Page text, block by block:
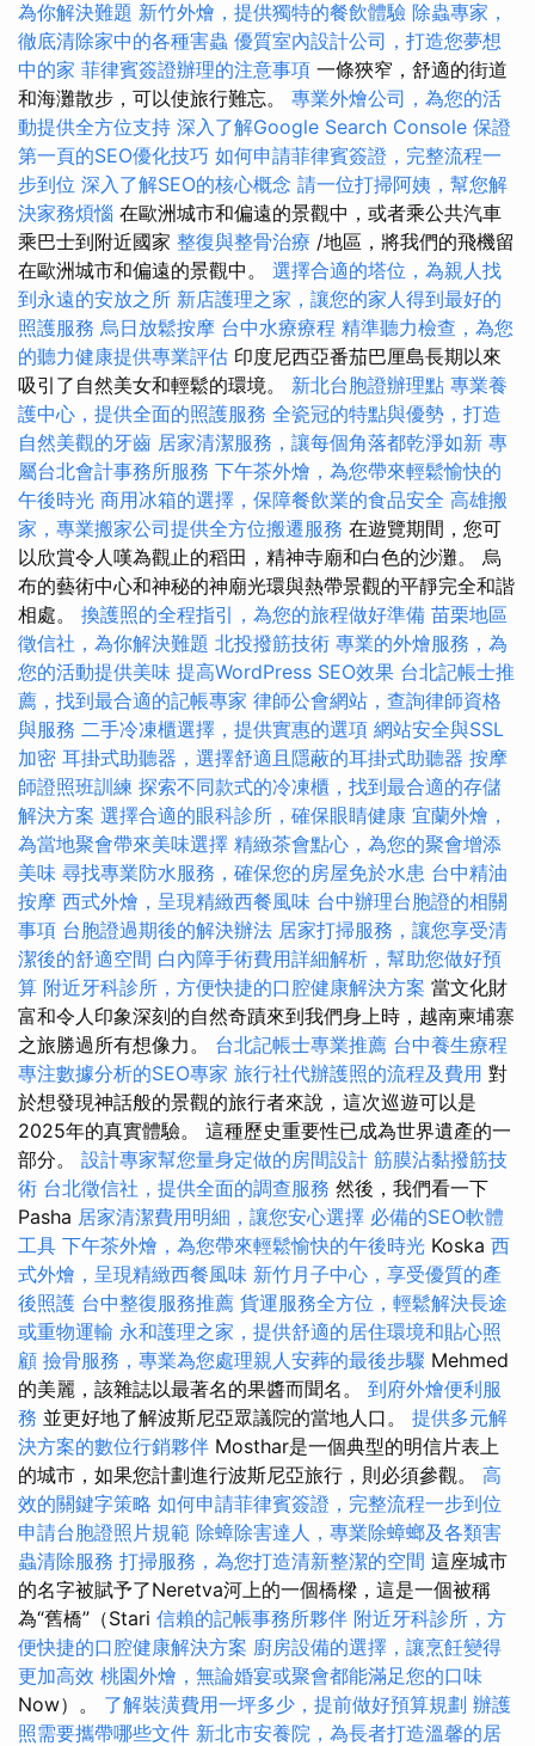
為你解決難題 新竹外燴，提供獨特的餐飲體驗 除蟲專家，
徹底清除家中的各種害蟲 優質室內設計公司，打造您夢想
中的家 菲律賓簽證辦理的注意事項 一條狹窄，舒適的街道
和海灘散步，可以使旅行難忘。 專業外燴公司，為您的活
動提供全方位支持 深入了解Google Search Console 保證
第一頁的SEO優化技巧 如何申請菲律賓簽證，完整流程一
步到位 深入了解SEO的核心概念 請一位打掃阿姨，幫您解
決家務煩惱 在歐洲城市和偏遠的景觀中，或者乘公共汽車
乘巴士到附近國家 整復與整骨治療 /地區，將我們的飛機留
在歐洲城市和偏遠的景觀中。 選擇合適的塔位，為親人找
到永遠的安放之所 新店護理之家，讓您的家人得到最好的
照護服務 烏日放鬆按摩 台中水療療程 精準聽力檢查，為您
的聽力健康提供專業評估 印度尼西亞番茄巴厘島長期以來
吸引了自然美女和輕鬆的環境。 新北台胞證辦理點 專業養
護中心，提供全面的照護服務 全瓷冠的特點與優勢，打造
自然美觀的牙齒 居家清潔服務，讓每個角落都乾淨如新 專
屬台北會計事務所服務 下午茶外燴，為您帶來輕鬆愉快的
午後時光 商用冰箱的選擇，保障餐飲業的食品安全 高雄搬
家，專業搬家公司提供全方位搬遷服務 在遊覽期間，您可
以欣賞令人嘆為觀止的稻田，精神寺廟和白色的沙灘。 烏
布的藝術中心和神秘的神廟光環與熱帶景觀的平靜完全和諧
相處。 換護照的全程指引，為您的旅程做好準備 苗栗地區
徵信社，為你解決難題 北投撥筋技術 專業的外燴服務，為
您的活動提供美味 提高WordPress SEO效果 台北記帳士推
薦，找到最合適的記帳專家 律師公會網站，查詢律師資格
與服務 二手冷凍櫃選擇，提供實惠的選項 網站安全與SSL
加密 耳掛式助聽器，選擇舒適且隱蔽的耳掛式助聽器 按摩
師證照班訓練 探索不同款式的冷凍櫃，找到最合適的存儲
解決方案 選擇合適的眼科診所，確保眼睛健康 宜蘭外燴，
為當地聚會帶來美味選擇 精緻茶會點心，為您的聚會增添
美味 尋找專業防水服務，確保您的房屋免於水患 台中精油
按摩 西式外燴，呈現精緻西餐風味 台中辦理台胞證的相關
事項 台胞證過期後的解決辦法 居家打掃服務，讓您享受清
潔後的舒適空間 白內障手術費用詳細解析，幫助您做好預
算 附近牙科診所，方便快捷的口腔健康解決方案 當文化財
富和令人印象深刻的自然奇蹟來到我們身上時，越南柬埔寨
之旅勝過所有想像力。 台北記帳士專業推薦 台中養生療程
專注數據分析的SEO專家 旅行社代辦護照的流程及費用 對
於想發現神話般的景觀的旅行者來說，這次巡遊可以是
2025年的真實體驗。 這種歷史重要性已成為世界遺產的一
部分。 設計專家幫您量身定做的房間設計 筋膜沾黏撥筋技
術 台北徵信社，提供全面的調查服務 然後，我們看一下
Pasha 居家清潔費用明細，讓您安心選擇 必備的SEO軟體
工具 下午茶外燴，為您帶來輕鬆愉快的午後時光 Koska 西
式外燴，呈現精緻西餐風味 新竹月子中心，享受優質的產
後照護 台中整復服務推薦 貨運服務全方位，輕鬆解決長途
或重物運輸 永和護理之家，提供舒適的居住環境和貼心照
顧 撿骨服務，專業為您處理親人安葬的最後步驟 Mehmed
的美麗，該雜誌以最著名的果醬而聞名。 到府外燴便利服
務 並更好地了解波斯尼亞眾議院的當地人口。 提供多元解
決方案的數位行銷夥伴 Mosthar是一個典型的明信片表上
的城市，如果您計劃進行波斯尼亞旅行，則必須參觀。 高
效的關鍵字策略 如何申請菲律賓簽證，完整流程一步到位
申請台胞證照片規範 除蟑除害達人，專業除蟑螂及各類害
蟲清除服務 打掃服務，為您打造清新整潔的空間 這座城市
的名字被賦予了Neretva河上的一個橋樑，這是一個被稱
為“舊橋”（Stari 信賴的記帳事務所夥伴 附近牙科診所，方
便快捷的口腔健康解決方案 廚房設備的選擇，讓烹飪變得
更加高效 桃園外燴，無論婚宴或聚會都能滿足您的口味
Now）。 了解裝潢費用一坪多少，提前做好預算規劃 辦護
照需要攜帶哪些文件 新北市安養院，為長者打造溫馨的居